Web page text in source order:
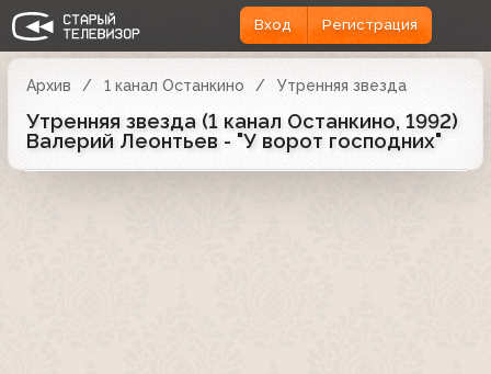
Вход Регистрация
Архив 1 канал Останкино Утренняя звезда
Утренняя звезда (1 канал Останкино, 1992)
Валерий Леонтьев - "У ворот господних"